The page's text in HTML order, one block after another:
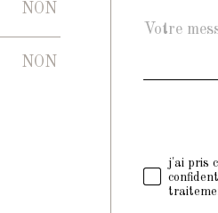
NON
NON
Message
j'ai pris